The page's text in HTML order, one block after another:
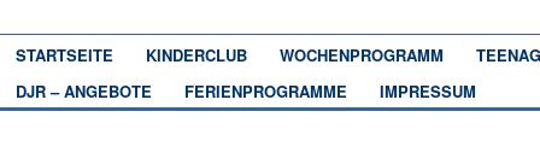
STARTSEITE KINDERCLUB WOCHENPROGRAMM
DJR – ANGEBOTE
FERIENPROGRAMME IMPRESSUM